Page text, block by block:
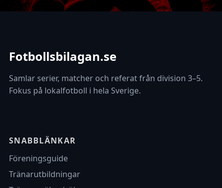
Fotbollsbilagan.se
Samlar serier, matcher och referat från division 3–5.
Fokus på lokalfotboll i hela Sverige.
SNABBLÄNKAR
Föreningsguide
Tränarutbildningar